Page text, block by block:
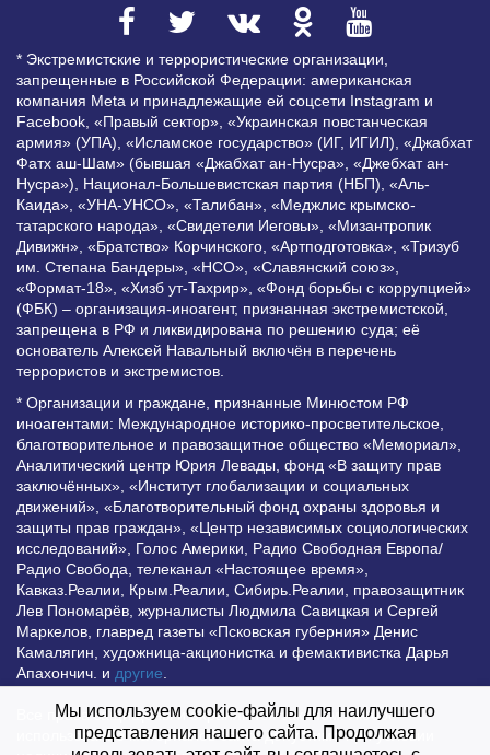
* Экстремистские и террористические организации,
запрещенные в Российской Федерации: американская
компания Meta и принадлежащие ей соцсети Instagram и
Facebook, «Правый сектор», «Украинская повстанческая
армия» (УПА), «Исламское государство» (ИГ, ИГИЛ), «Джабхат
Фатх аш-Шам» (бывшая «Джабхат ан-Нусра», «Джебхат ан-
Нусра»), Национал-Большевистская партия (НБП), «Аль-
Каида», «УНА-УНСО», «Талибан», «Меджлис крымско-
татарского народа», «Свидетели Иеговы», «Мизантропик
Дивижн», «Братство» Корчинского, «Артподготовка», «Тризуб
им. Степана Бандеры», «НСО», «Славянский союз»,
«Формат-18», «Хизб ут-Тахрир», «Фонд борьбы с коррупцией»
(ФБК) – организация-иноагент, признанная экстремистской,
запрещена в РФ и ликвидирована по решению суда; её
основатель Алексей Навальный включён в перечень
террористов и экстремистов.
* Организации и граждане, признанные Минюстом РФ
иноагентами: Международное историко-просветительское,
благотворительное и правозащитное общество «Мемориал»,
Аналитический центр Юрия Левады, фонд «В защиту прав
заключённых», «Институт глобализации и социальных
движений», «Благотворительный фонд охраны здоровья и
защиты прав граждан», «Центр независимых социологических
исследований», Голос Америки, Радио Свободная Европа/
Радио Свобода, телеканал «Настоящее время»,
Кавказ.Реалии, Крым.Реалии, Сибирь.Реалии, правозащитник
Лев Пономарёв, журналисты Людмила Савицкая и Сергей
Маркелов, главред газеты «Псковская губерния» Денис
Камалягин, художница-акционистка и фемактивистка Дарья
Апахончич. и другие
Все права защищены и охраняются законом. Любое
использование материалов сайта допустимо при условии
Мы используем cookie-файлы для наилучшего
представления нашего сайта. Продолжая